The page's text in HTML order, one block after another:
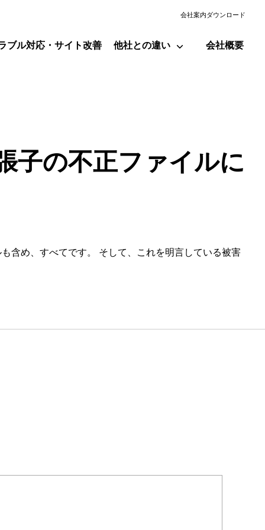
会社案内ダウンロード
ブル対応・サイト改善 他社との違い 会社概要
子の不正ファイルに
含め、すべてです。 そして、これを明言している被害